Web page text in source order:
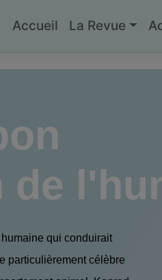
Accueil La Revue
humaine qui conduirait
particulièrement célèbre